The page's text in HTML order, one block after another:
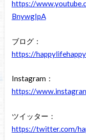
https://
BnywgIpA
ブログ：
https://
Instagram：
https://
ツイッター：
https://twitter.com/